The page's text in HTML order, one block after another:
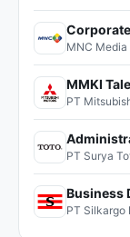
MNC Media
PT
PT Surya
Business
PT Silkargo